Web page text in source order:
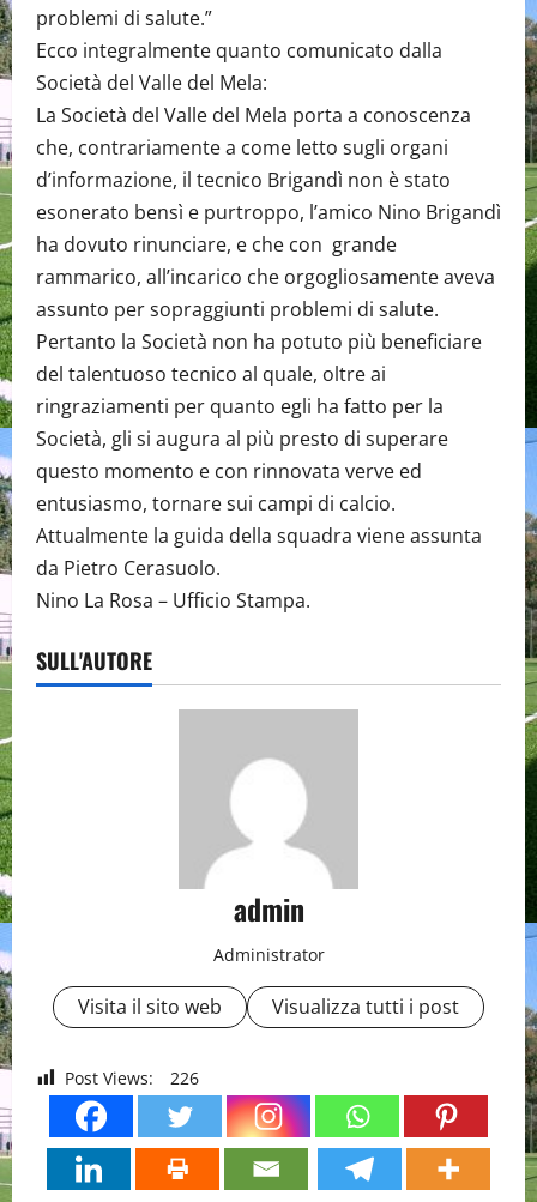
problemi di salute.”
Ecco integralmente quanto comunicato dalla
Società del Valle del Mela:
La Società del Valle del Mela porta a conoscenza
che, contrariamente a come letto sugli organi
d’informazione, il tecnico Brigandì non è stato
esonerato bensì e purtroppo, l’amico Nino Brigandì
ha dovuto rinunciare, e che con grande
rammarico, all’incarico che orgogliosamente aveva
assunto per sopraggiunti problemi di salute.
Pertanto la Società non ha potuto più beneficiare
del talentuoso tecnico al quale, oltre ai
ringraziamenti per quanto egli ha fatto per la
Società, gli si augura al più presto di superare
questo momento e con rinnovata verve ed
entusiasmo, tornare sui campi di calcio.
Attualmente la guida della squadra viene assunta
da Pietro Cerasuolo.
Nino La Rosa – Ufficio Stampa.
SULL'AUTORE
admin
Administrator
Visita il sito web Visualizza tutti i post
Post Views: 226